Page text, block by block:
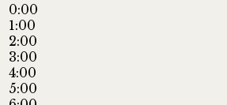
0:00
1:00
2:00
3:00
4:00
5:00